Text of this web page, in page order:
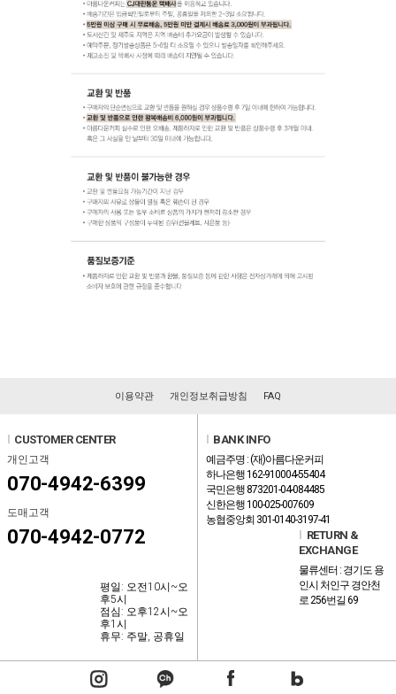
이용약관 개인정보취급방침 FAQ
CUSTOMER CENTER
개인고객
070-4942-6399
도매고객
070-4942-0772
평일: 오전10시~오
후5시
점심: 오후12시~오
후1시
휴무: 주말, 공휴일
BANK INFO
예금주명 : (재)아름다운커피
하나은행 162-910004-55404
국민은행 873201-04-084485
신한은행 100-025-007609
농협중앙회 301-0140-3197-41
RETURN &
EXCHANGE
물류센터 : 경기도 용
인시 처인구 경안천
로 256번길 69